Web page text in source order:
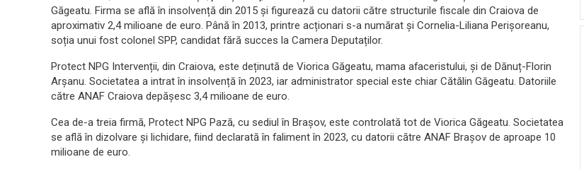
Găgeatu. Firma se află în insolvență din 2015 și figurează cu datorii către structurile fiscale din Craiova de
aproximativ 2,4 milioane de euro. Până în 2013, printre acționari s-a numărat și Cornelia-Liliana Perișoreanu,
soția unui fost colonel SPP, candidat fără succes la Camera Deputaților.
Protect NPG Intervenții, din Craiova, este deținută de Viorica Găgeatu, mama afaceristului, și de Dănuț-Florin
Arșanu. Societatea a intrat în insolvență în 2023, iar administrator special este chiar Cătălin Găgeatu. Datoriile
către ANAF Craiova depășesc 3,4 milioane de euro.
Cea de-a treia firmă, Protect NPG Pază, cu sediul în Brașov, este controlată tot de Viorica Găgeatu. Societatea
se află în dizolvare și lichidare, fiind declarată în faliment în 2023, cu datorii către ANAF Brașov de aproape 10
milioane de euro.